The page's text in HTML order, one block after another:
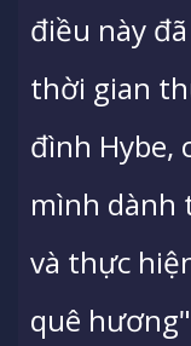
điều này
thời gian
đình Hybe,
mình dành
và thực
quê